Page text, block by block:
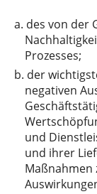
a. des von der
Prozesses;
b. der
negativen
und
und ihrer